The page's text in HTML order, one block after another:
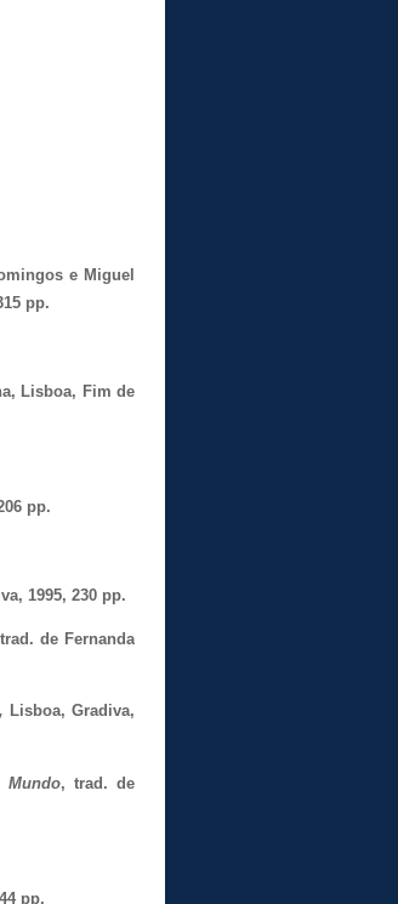
e Miguel
pp.
Lisboa, Fim de
pp.
1995, 230 pp.
de Fernanda
Lisboa, Gradiva,
Mundo, trad. de
pp.